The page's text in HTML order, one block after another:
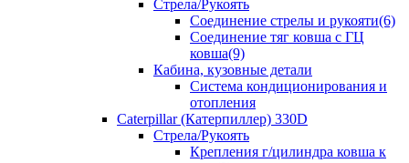
Стрела/Рукоять
Соединение стрелы и рукояти(6)
Соединение тяг ковша с ГЦ
ковша(9)
Кабина, кузовные детали
Система кондиционирования и
отопления
Caterpillar (Катерпиллер) 330D
Стрела/Рукоять
Крепления г/цилиндра ковша к